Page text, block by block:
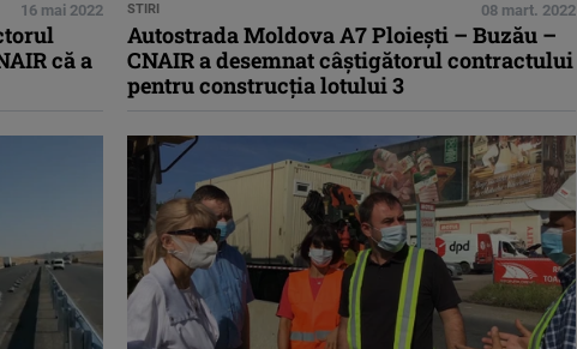
16 mai 2022
că a
STIRI 08 mart. 2022
Autostrada Moldova A7 Ploieşti – Buzău –
CNAIR a desemnat câştigătorul contractului
pentru construcţia lotului 3